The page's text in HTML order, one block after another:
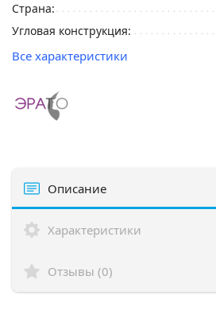
Страна:
Угловая конструкция:
Все характеристики
Описание
Характеристики
Отзывы (0)